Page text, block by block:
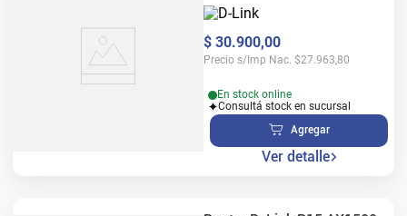
$ 30.900,00
Precio s/Imp Nac. $27.963,80
En stock online
Consultá stock en sucursal
Agregar
Ver detalle